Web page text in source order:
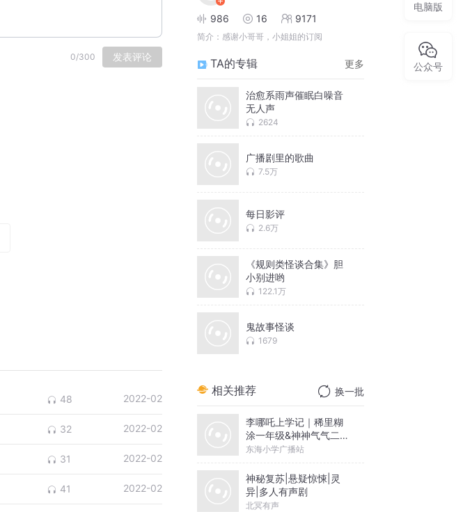
0/300 发表评论
48 2022-02
32 2022-02
31 2022-02
41 2022-02
986 16 9171
简介： 感谢小哥哥，小姐姐的订阅
TA的专辑 更多
治愈系雨声催眠白噪音
无人声
2624
广播剧里的歌曲
7.5万
每日影评
2.6万
《规则类怪谈合集》胆
小别进哟
122.1万
鬼故事怪谈
1679
相关推荐 换一批
李哪吒上学记｜稀里糊
涂一年级&神神气气二年
级
东海小学广播站
神秘复苏|悬疑惊悚|灵
异|多人有声剧
北冥有声
电脑版
公众号